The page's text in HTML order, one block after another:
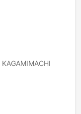
KAGAMIMACHI